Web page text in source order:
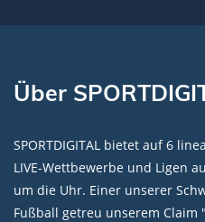
Über
SPORTDIGITAL bietet auf 6
LIVE-Wettbewerbe und Ligen
um die Uhr. Einer unserer
Fußball getreu unserem Claim